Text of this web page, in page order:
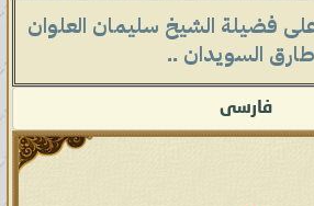
فضيلة الشيخ سليمان العلوان
السويدان ..
فارسى